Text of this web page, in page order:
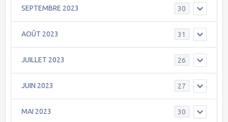
SEPTEMBRE 2023 30
AOÛT 2023 31
JUILLET 2023 26
JUIN 2023 27
MAI 2023 30